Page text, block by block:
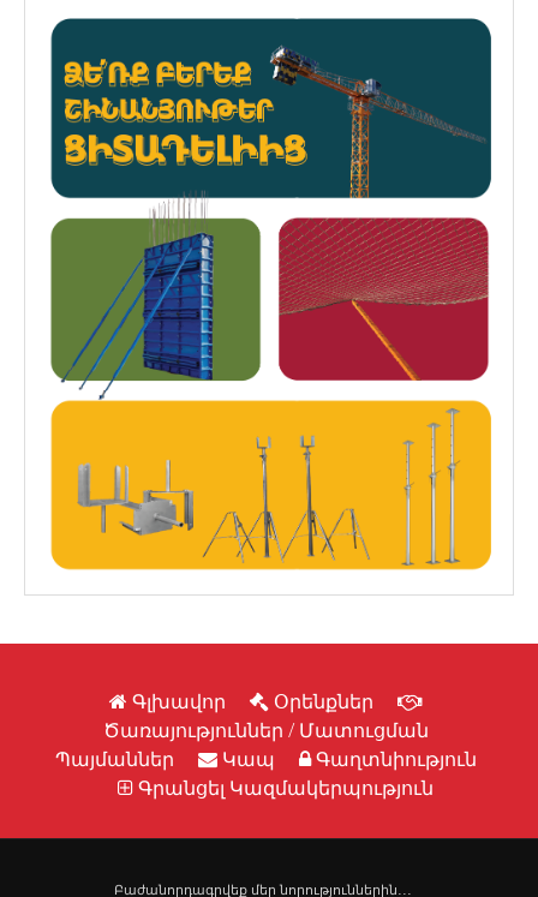
Գլխավոր
Օրենքներ
Ծառայություններ / Մատուցման
Պայմաններ
Կապ
Գաղտնիություն
Գրանցել Կազմակերպություն
Բաժանորդագրվեք մեր նորություններին․․․